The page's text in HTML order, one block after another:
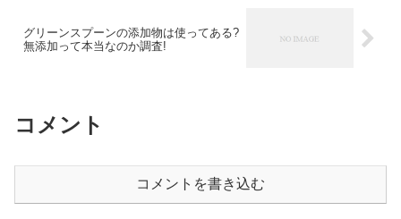
グリーンスプーンの添加物は使ってある?
無添加って本当なのか調査!
コメント
コメントを書き込む